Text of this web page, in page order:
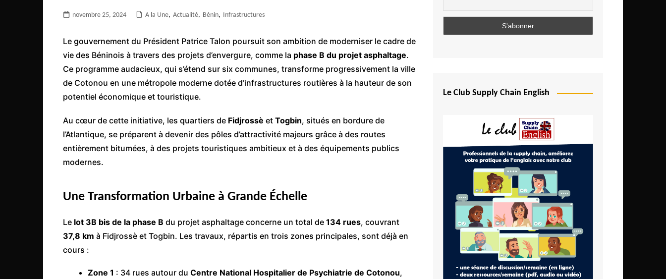
Cameroun
Côte d’Ivoire
Djibouti
Egypte
Ethiopie
Gabon
Gambie
Guinée Bissau
Kenya
novembre 25, 2024 A la Une, Actualité, Bénin, Infrastructures
Le gouvernement du Président Patrice Talon poursuit son ambition de moderniser le cadre de
vie des Béninois à travers des projets d’envergure, comme la phase B du projet asphaltage.
Ce programme audacieux, qui s’étend sur six communes, transforme progressivement la ville
de Cotonou en une métropole moderne dotée d’infrastructures routières à la hauteur de son
potentiel économique et touristique.
Au cœur de cette initiative, les quartiers de Fidjrossè et Togbin, situés en bordure de
l’Atlantique, se préparent à devenir des pôles d’attractivité majeurs grâce à des routes
entièrement bitumées, à des projets touristiques ambitieux et à des équipements publics
modernes.
Une Transformation Urbaine à Grande Échelle
Le lot 3B bis de la phase B du projet asphaltage concerne un total de 134 rues, couvrant
37,8 km à Fidjrossè et Togbin. Les travaux, répartis en trois zones principales, sont déjà en
cours :
Zone 1 : 34 rues autour du Centre National Hospitalier de Psychiatrie de Cotonou,
Le Club Supply Chain English